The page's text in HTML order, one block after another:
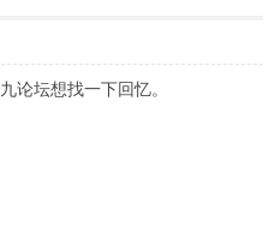
论坛想找一下回忆。